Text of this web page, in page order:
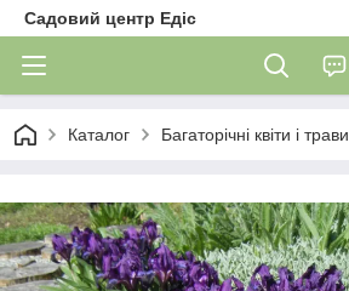
Садовий центр Едіс
Каталог Багаторічні квіти і трави